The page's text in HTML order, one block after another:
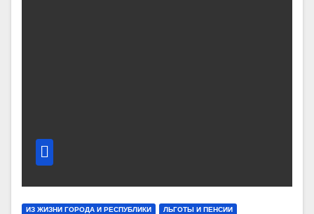
ИЗ ЖИЗНИ ГОРОДА И РЕСПУБЛИКИ ЛЬГОТЫ И ПЕНСИИ